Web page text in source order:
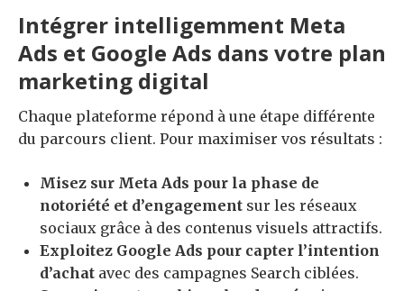
Intégrer intelligemment Meta
Ads et Google Ads dans votre plan
marketing digital
Chaque plateforme répond à une étape différente
du parcours client. Pour maximiser vos résultats :
Misez sur Meta Ads pour la phase de
notoriété et d’engagement sur les réseaux
sociaux grâce à des contenus visuels attractifs.
Exploitez Google Ads pour capter l’intention
d’achat avec des campagnes Search ciblées.